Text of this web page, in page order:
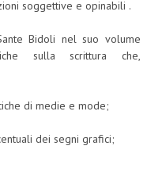
soggettive e opinabili .
Bidoli nel suo volume
sulla scrittura che,
di medie e mode;
dei segni grafici;